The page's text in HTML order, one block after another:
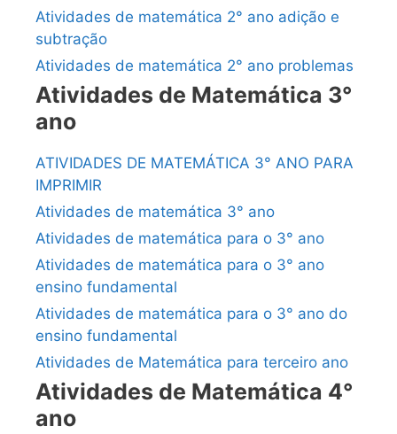
Atividades de matemática 2° ano adição e
subtração
Atividades de matemática 2° ano problemas
Atividades de Matemática 3°
ano
ATIVIDADES DE MATEMÁTICA 3° ANO PARA
IMPRIMIR
Atividades de matemática 3° ano
Atividades de matemática para o 3° ano
Atividades de matemática para o 3° ano
ensino fundamental
Atividades de matemática para o 3° ano do
ensino fundamental
Atividades de Matemática para terceiro ano
Atividades de Matemática 4°
ano